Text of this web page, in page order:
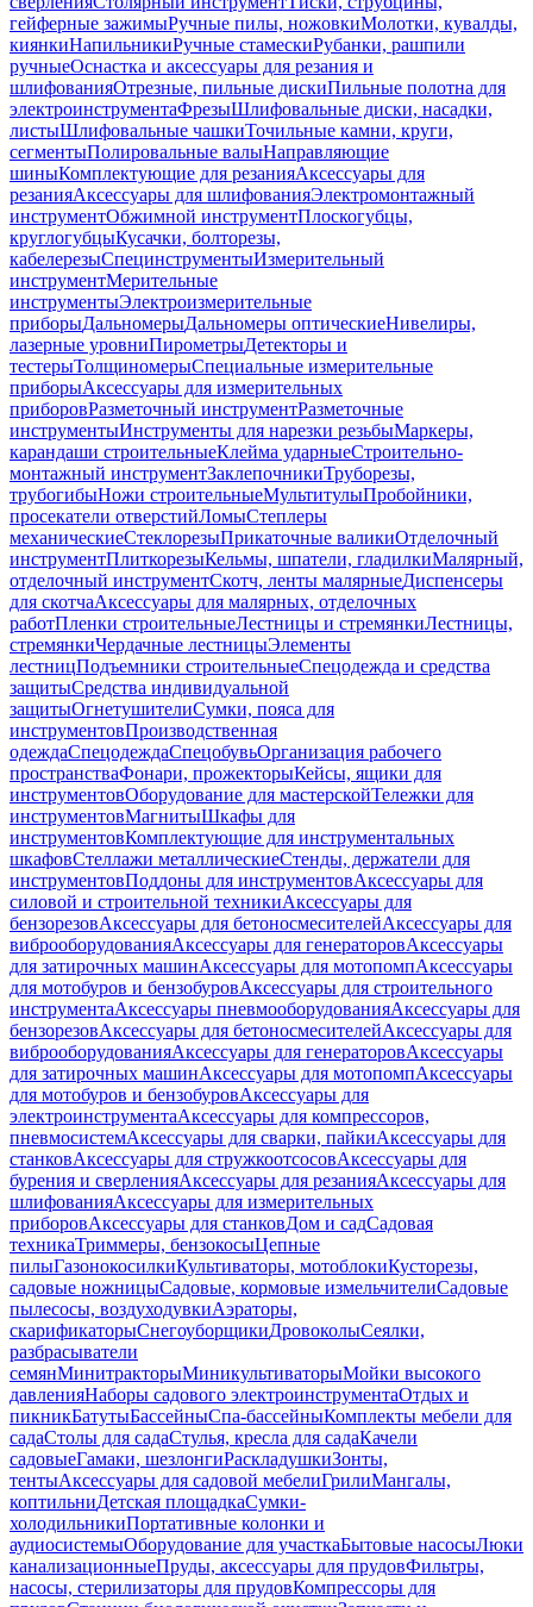
гейферные зажимыРучные пилы, ножовкиМолотки, кувалды,
киянкиНапильникиРучные стамескиРубанки, рашпили
ручныеОснастка и аксессуары для резания и
шлифованияОтрезные, пильные дискиПильные полотна для
электроинструментаФрезыШлифовальные диски, насадки,
листыШлифовальные чашкиТочильные камни, круги,
сегментыПолировальные валыНаправляющие
шиныКомплектующие для резанияАксессуары для
резанияАксессуары для шлифованияЭлектромонтажный
инструментОбжимной инструментПлоскогубцы,
круглогубцыКусачки, болторезы,
кабелерезыСпецинструментыИзмерительный
инструментМерительные
инструментыЭлектроизмерительные
приборыДальномерыДальномеры оптическиеНивелиры,
лазерные уровниПирометрыДетекторы и
тестерыТолщиномерыСпециальные измерительные
приборыАксессуары для измерительных
приборовРазметочный инструментРазметочные
инструментыИнструменты для нарезки резьбыМаркеры,
карандаши строительныеКлейма ударныеСтроительно-
монтажный инструментЗаклепочникиТруборезы,
трубогибыНожи строительныеМультитулыПробойники,
просекатели отверстийЛомыСтеплеры
механическиеСтеклорезыПрикаточные валикиОтделочный
инструментПлиткорезыКельмы, шпатели, гладилкиМалярный,
отделочный инструментСкотч, ленты малярныеДиспенсеры
для скотчаАксессуары для малярных, отделочных
работПленки строительныеЛестницы и стремянкиЛестницы,
стремянкиЧердачные лестницыЭлементы
лестницПодъемники строительныеСпецодежда и средства
защитыСредства индивидуальной
защитыОгнетушителиСумки, пояса для
инструментовПроизводственная
одеждаСпецодеждаСпецобувьОрганизация рабочего
пространстваФонари, прожекторыКейсы, ящики для
инструментовОборудование для мастерскойТележки для
инструментовМагнитыШкафы для
инструментовКомплектующие для инструментальных
шкафовСтеллажи металлическиеСтенды, держатели для
инструментовПоддоны для инструментовАксессуары для
силовой и строительной техникиАксессуары для
бензорезовАксессуары для бетоносмесителейАксессуары для
виброоборудованияАксессуары для генераторовАксессуары
для затирочных машинАксессуары для мотопомпАксессуары
для мотобуров и бензобуровАксессуары для строительного
инструментаАксессуары пневмооборудованияАксессуары для
бензорезовАксессуары для бетоносмесителейАксессуары для
виброоборудованияАксессуары для генераторовАксессуары
для затирочных машинАксессуары для мотопомпАксессуары
для мотобуров и бензобуровАксессуары для
электроинструментаАксессуары для компрессоров,
пневмосистемАксессуары для сварки, пайкиАксессуары для
станковАксессуары для стружкоотсосовАксессуары для
бурения и сверленияАксессуары для резанияАксессуары для
шлифованияАксессуары для измерительных
приборовАксессуары для станковДом и садСадовая
техникаТриммеры, бензокосыЦепные
пилыГазонокосилкиКультиваторы, мотоблокиКусторезы,
садовые ножницыСадовые, кормовые измельчителиСадовые
пылесосы, воздуходувкиАэраторы,
скарификаторыСнегоуборщикиДровоколыСеялки,
разбрасыватели
семянМинитракторыМиникультиваторыМойки высокого
давленияНаборы садового электроинструментаОтдых и
пикникБатутыБассейныСпа-бассейныКомплекты мебели для
садаСтолы для садаСтулья, кресла для садаКачели
садовыеГамаки, шезлонгиРаскладушкиЗонты,
тентыАксессуары для садовой мебелиГрилиМангалы,
коптильниДетская площадкаСумки-
холодильникиПортативные колонки и
аудиосистемыОборудование для участкаБытовые насосыЛюки
канализационныеПруды, аксессуары для прудовФильтры,
насосы, стерилизаторы для прудовКомпрессоры для